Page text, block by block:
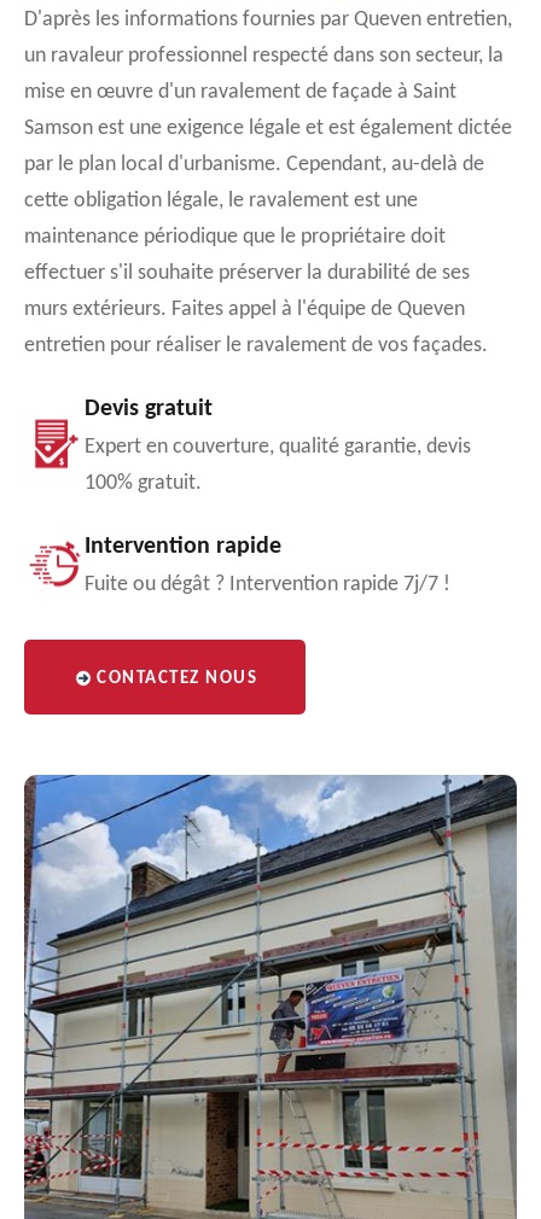
D'après les informations fournies par Queven entretien,
un ravaleur professionnel respecté dans son secteur, la
mise en œuvre d'un ravalement de façade à Saint
Samson est une exigence légale et est également dictée
par le plan local d'urbanisme. Cependant, au-delà de
cette obligation légale, le ravalement est une
maintenance périodique que le propriétaire doit
effectuer s'il souhaite préserver la durabilité de ses
murs extérieurs. Faites appel à l'équipe de Queven
entretien pour réaliser le ravalement de vos façades.
Devis gratuit
Expert en couverture, qualité garantie, devis
100% gratuit.
Intervention rapide
Fuite ou dégât ? Intervention rapide 7j/7 !
CONTACTEZ NOUS